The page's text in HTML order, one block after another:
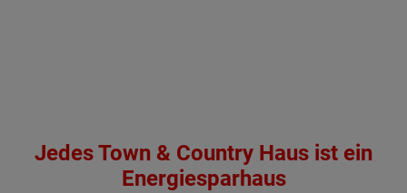
Jedes Town & Country Haus ist ein
Energiesparhaus